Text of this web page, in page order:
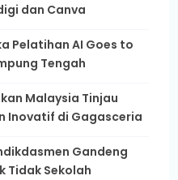
dan Canva
Pelatihan AI Goes to
Tengah
Malaysia Tinjau
Inovatif di Gagasceria
Gandeng
Tidak Sekolah